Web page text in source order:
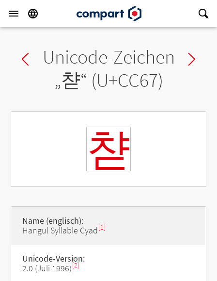
Previous char
Unicode-Zeichen
„챧“ (U+CC67)
챧
Name (englisch):
Hangul Syllable Cyad[1]
Unicode-Version:
2.0 (Juli 1996)[2]